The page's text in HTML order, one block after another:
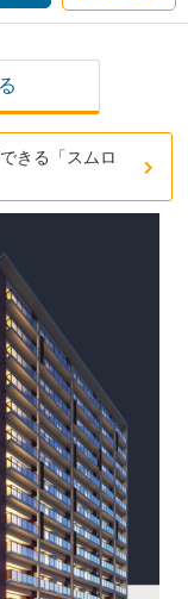
きる「スムロ